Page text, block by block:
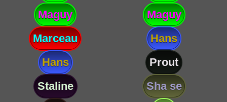
Maguy
Maguy
Marceau
Hans
Hans
Prout
Staline
Sha se